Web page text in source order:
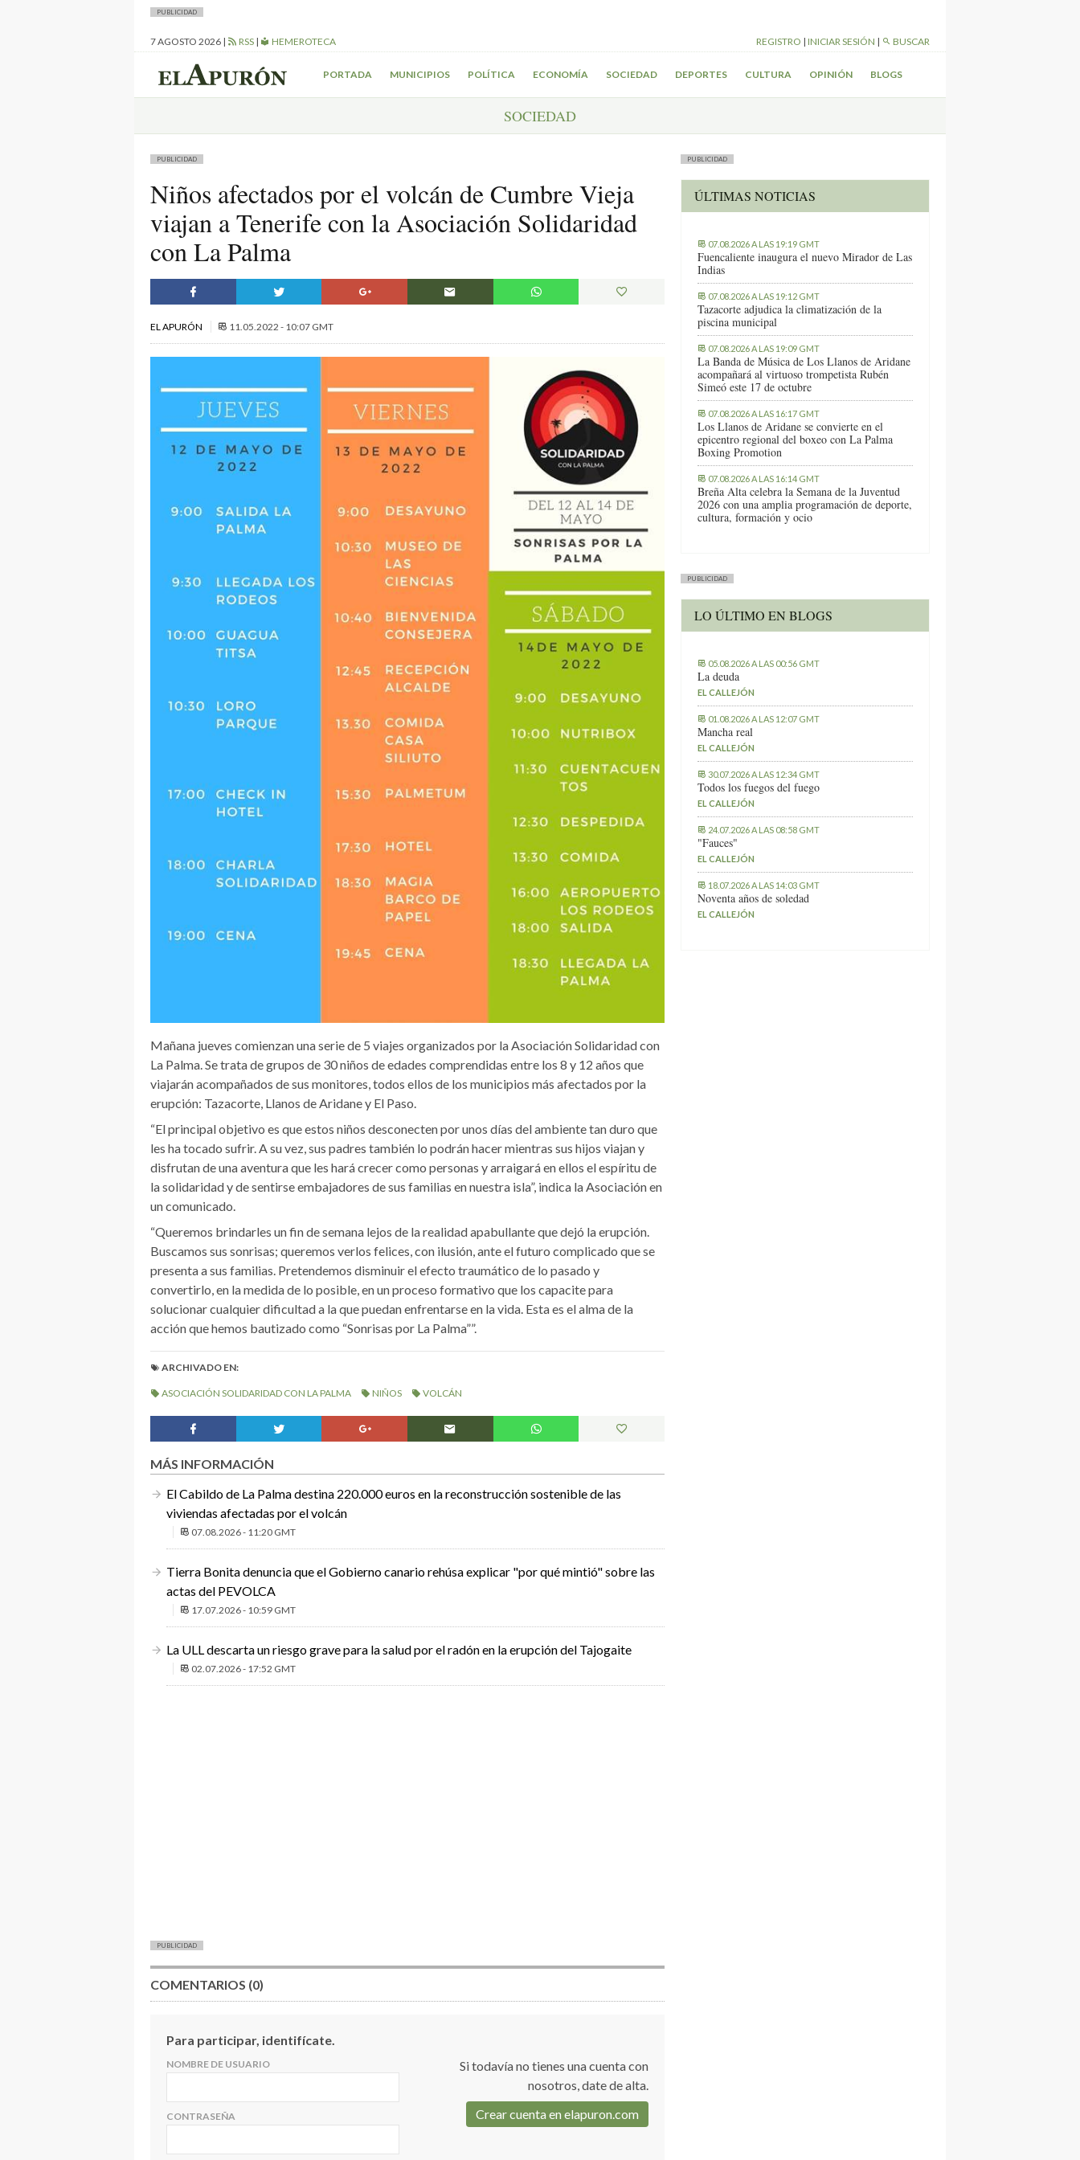
PUBLICIDAD
7 AGOSTO 2026 | RSS | HEMEROTECA REGISTRO | INICIAR SESIÓN | BUSCAR
PORTADA MUNICIPIOS POLÍTICA ECONOMÍA SOCIEDAD DEPORTES CULTURA OPINIÓN BLOGS
SOCIEDAD
PUBLICIDAD
Niños afectados por el volcán de Cumbre Vieja
viajan a Tenerife con la Asociación Solidaridad
con La Palma
EL APURÓN 11.05.2022 - 10:07 GMT
Mañana jueves comienzan una serie de 5 viajes organizados por la Asociación Solidaridad con
La Palma. Se trata de grupos de 30 niños de edades comprendidas entre los 8 y 12 años que
viajarán acompañados de sus monitores, todos ellos de los municipios más afectados por la
erupción: Tazacorte, Llanos de Aridane y El Paso.
“El principal objetivo es que estos niños desconecten por unos días del ambiente tan duro que
les ha tocado sufrir. A su vez, sus padres también lo podrán hacer mientras sus hijos viajan y
disfrutan de una aventura que les hará crecer como personas y arraigará en ellos el espíritu de
la solidaridad y de sentirse embajadores de sus familias en nuestra isla”, indica la Asociación en
un comunicado.
“Queremos brindarles un fin de semana lejos de la realidad apabullante que dejó la erupción.
Buscamos sus sonrisas; queremos verlos felices, con ilusión, ante el futuro complicado que se
presenta a sus familias. Pretendemos disminuir el efecto traumático de lo pasado y
convertirlo, en la medida de lo posible, en un proceso formativo que los capacite para
solucionar cualquier dificultad a la que puedan enfrentarse en la vida. Esta es el alma de la
acción que hemos bautizado como “Sonrisas por La Palma””.
ARCHIVADO EN:
ASOCIACIÓN SOLIDARIDAD CON LA PALMA NIÑOS VOLCÁN
MÁS INFORMACIÓN
El Cabildo de La Palma destina 220.000 euros en la reconstrucción sostenible de las
viviendas afectadas por el volcán
07.08.2026 - 11:20 GMT
Tierra Bonita denuncia que el Gobierno canario rehúsa explicar "por qué mintió" sobre las
actas del PEVOLCA
17.07.2026 - 10:59 GMT
La ULL descarta un riesgo grave para la salud por el radón en la erupción del Tajogaite
02.07.2026 - 17:52 GMT
PUBLICIDAD
COMENTARIOS (0)
Para participar, identifícate.
NOMBRE DE USUARIO
CONTRASEÑA
Si todavía no tienes una cuenta con
nosotros, date de alta.
Crear cuenta en elapuron.com
PUBLICIDAD
ÚLTIMAS NOTICIAS
07.08.2026 A LAS 19:19 GMT
Fuencaliente inaugura el nuevo Mirador de Las
Indias
07.08.2026 A LAS 19:12 GMT
Tazacorte adjudica la climatización de la
piscina municipal
07.08.2026 A LAS 19:09 GMT
La Banda de Música de Los Llanos de Aridane
acompañará al virtuoso trompetista Rubén
Simeó este 17 de octubre
07.08.2026 A LAS 16:17 GMT
Los Llanos de Aridane se convierte en el
epicentro regional del boxeo con La Palma
Boxing Promotion
07.08.2026 A LAS 16:14 GMT
Breña Alta celebra la Semana de la Juventud
2026 con una amplia programación de deporte,
cultura, formación y ocio
PUBLICIDAD
LO ÚLTIMO EN BLOGS
05.08.2026 A LAS 00:56 GMT
La deuda
EL CALLEJÓN
01.08.2026 A LAS 12:07 GMT
Mancha real
EL CALLEJÓN
30.07.2026 A LAS 12:34 GMT
Todos los fuegos del fuego
EL CALLEJÓN
24.07.2026 A LAS 08:58 GMT
"Fauces"
EL CALLEJÓN
18.07.2026 A LAS 14:03 GMT
Noventa años de soledad
EL CALLEJÓN